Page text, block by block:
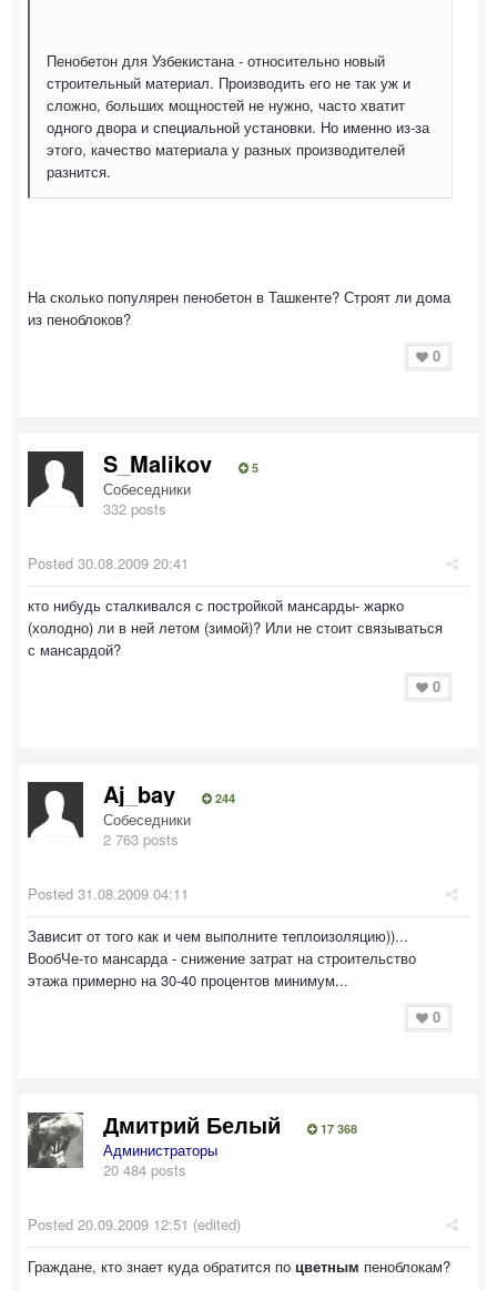
Пенобетон для Узбекистана - относительно новый
строительный материал. Производить его не так уж и
сложно, больших мощностей не нужно, часто хватит
одного двора и специальной установки. Но именно из-за
этого, качество материала у разных производителей
разнится.
На сколько популярен пенобетон в Ташкенте? Строят ли дома
из пеноблоков?
0
S_Malikov 5
Собеседники
332 posts
Posted 30.08.2009 20:41
кто нибудь сталкивался с постройкой мансарды- жарко
(холодно) ли в ней летом (зимой)? Или не стоит связываться
с мансардой?
0
Aj_bay 244
Собеседники
2 763 posts
Posted 31.08.2009 04:11
Зависит от того как и чем выполните теплоизоляцию))...
ВообЧе-то мансарда - снижение затрат на строительство
этажа примерно на 30-40 процентов минимум...
0
Дмитрий Белый 17 368
Администраторы
20 484 posts
Posted 20.09.2009 12:51 (edited)
Граждане, кто знает куда обратится по цветным пеноблокам?